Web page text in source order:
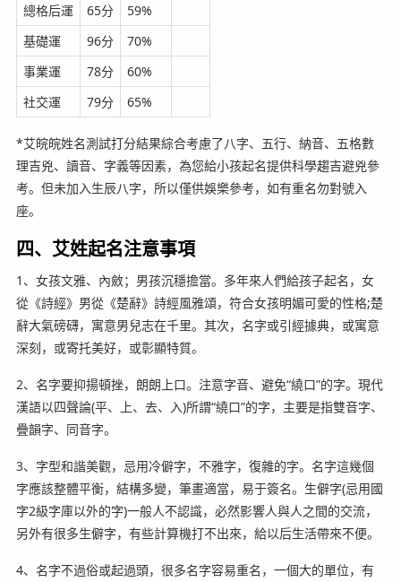
總格后運 65分
59%
基礎運
96分
70%
事業運
78分
60%
社交運
79分 65%
*艾皖皖姓名測試打分結果綜合考慮了八字、五行、納音、五格數
理吉兇、讀音、字義等因素，為您給小孩起名提供科學趨吉避兇參
考。但未加入生辰八字，所以僅供娛樂參考，如有重名勿對號入
座。
四、艾姓起名注意事項
1、女孩文雅、內斂；男孩沉穩擔當。多年來人們給孩子起名，女
從《詩經》男從《楚辭》詩經風雅頌，符合女孩明媚可愛的性格;楚
辭大氣磅礴，寓意男兒志在千里。其次，名字或引經據典，或寓意
深刻，或寄托美好，或彰顯特質。
2、名字要抑揚頓挫，朗朗上口。注意字音、避免“繞口”的字。現代
漢語以四聲論(平、上、去、入)所謂“繞口”的字，主要是指雙音字、
疊韻字、同音字。
3、字型和諧美觀，忌用冷僻字，不雅字，復雜的字。名字這幾個
字應該整體平衡，結構多變，筆畫適當，易于簽名。生僻字(忌用國
字2級字庫以外的字)一般人不認識，必然影響人與人之間的交流，
另外有很多生僻字，有些計算機打不出來，給以后生活帶來不便。
4、名字不過俗或起過頭，很多名字容易重名，一個大的單位，有